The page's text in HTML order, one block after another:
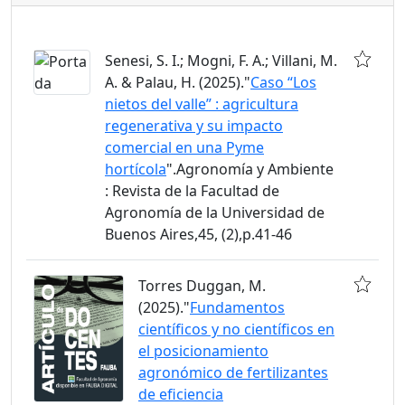
Senesi, S. I.; Mogni, F. A.; Villani, M.
A. & Palau, H. (2025)."Caso “Los
nietos del valle” : agricultura
regenerativa y su impacto
comercial en una Pyme
hortícola".Agronomía y Ambiente
: Revista de la Facultad de
Agronomía de la Universidad de
Buenos Aires,45, (2),p.41-46
Torres Duggan, M.
(2025)."Fundamentos
científicos y no científicos en
el posicionamiento
agronómico de fertilizantes
de eficiencia